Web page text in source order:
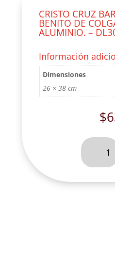
CRISTO CRUZ
BENITO DE
ALUMINIO. –
Información
Dimensiones
26 × 38 cm
$
CRISTO
BARROCA
SAN